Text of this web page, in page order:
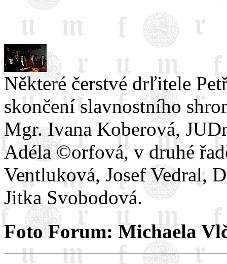
Některé čerstvé drľitele
skončení slavnostního
Mgr. Ivana Koberová,
Adéla ©orfová, v druhé
Ventluková, Josef Vedral,
Jitka Svobodová.
Foto Forum: Michaela